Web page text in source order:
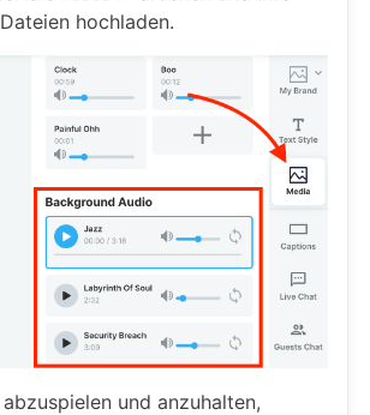
hochladen.
und anzuhalten,